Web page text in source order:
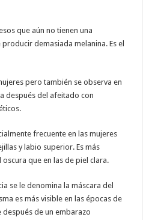
que aún no tienen una
demasiada melanina. Es el
pero también se observa en
después del afeitado con
frecuente en las mujeres
y labio superior. Es más
que en las de piel clara.
se le denomina la máscara del
es más visible en las épocas de
después de un embarazo